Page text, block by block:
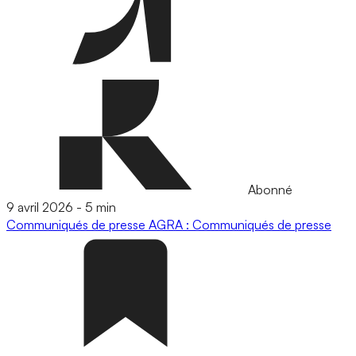
Abonné
9 avril 2026 - 5 min
Communiqués de presse AGRA : Communiqués de presse